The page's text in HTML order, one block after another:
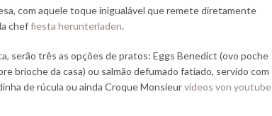
com aquele toque inigualável que remete diretamente
cheffiesta herunterladen.
serão três as opções de pratos: Eggs Benedict (ovo poche
brioche da casa) ou salmão defumado fatiado, servido com
de rúcula ou ainda Croque Monsieurvideos von youtube